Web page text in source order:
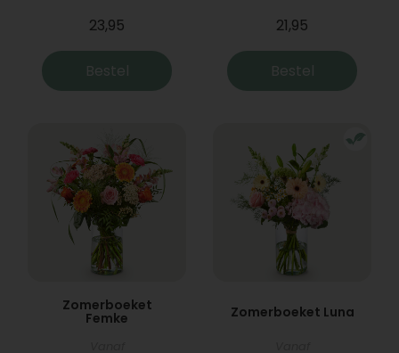
23,95
Bestel
21,95
Bestel
Zomerboeket
Femke Zomerboeket Luna